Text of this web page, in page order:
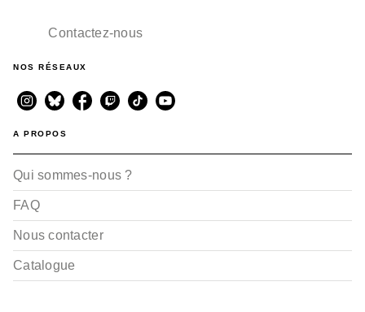
Contactez-nous
NOS RÉSEAUX
A PROPOS
Qui sommes-nous ?
FAQ
Nous contacter
Catalogue